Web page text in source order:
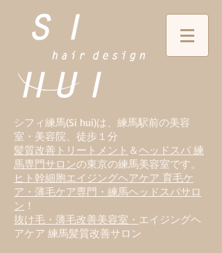
シフィ練馬(Si hui)は、 練馬駅前の美容
室・美容院、徒歩１分
髪質改善トリートメント ＆ヘッドスパ 練
馬専門サロンの東京の練馬美容室です。
ヒト幹細胞エイジングヘアケア 育毛ケ
ア・薄毛ケア専門・練馬ヘッドスパサロ
ン ！
抜け毛・薄毛改善美容室・ エイジングヘ
アケア 練馬髪質改善サロン